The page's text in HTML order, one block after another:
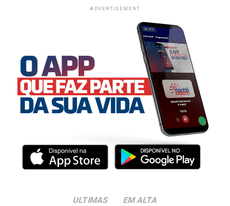
ADVERTISEMENT
ULTIMAS EM ALTA